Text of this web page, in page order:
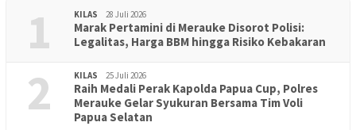
1 KILAS 28 Juli 2026
Marak Pertamini di Merauke Disorot Polisi:
Legalitas, Harga BBM hingga Risiko Kebakaran
2 KILAS 25 Juli 2026
Raih Medali Perak Kapolda Papua Cup, Polres
Merauke Gelar Syukuran Bersama Tim Voli
Papua Selatan